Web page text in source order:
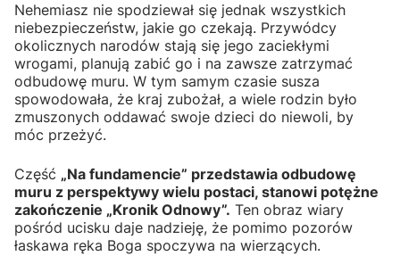
Nehemiasz nie spodziewał się jednak wszystkich
niebezpieczeństw, jakie go czekają. Przywódcy
okolicznych narodów stają się jego zaciekłymi
wrogami, planują zabić go i na zawsze zatrzymać
odbudowę muru. W tym samym czasie susza
spowodowała, że kraj zubożał, a wiele rodzin było
zmuszonych oddawać swoje dzieci do niewoli, by
móc przeżyć.
Część „Na fundamencie” przedstawia odbudowę
muru z perspektywy wielu postaci, stanowi potężne
zakończenie „Kronik Odnowy”. Ten obraz wiary
pośród ucisku daje nadzieję, że pomimo pozorów
łaskawa ręka Boga spoczywa na wierzących.